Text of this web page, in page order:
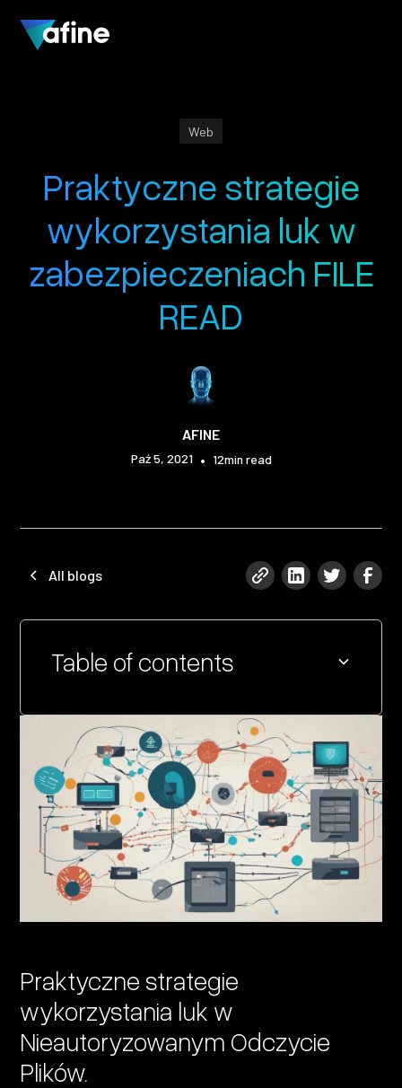
Web
Praktyczne strategie
wykorzystania luk w
zabezpieczeniach FILE
READ
AFINE
Paź 5, 2021 • 12min read
All blogs
Praktyczne strategie
wykorzystania luk w
Nieautoryzowanym Odczycie
Plików.
Table of contents
Heading 3
Heading 4
Heading 5
Heading 6